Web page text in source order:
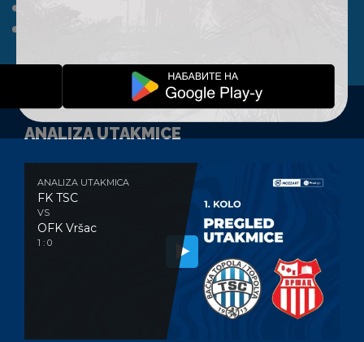
ANALIZA UTAKMICE
ANALIZA UTAKMICA
FK TSC
VS
OFK Vršac
1 : 0